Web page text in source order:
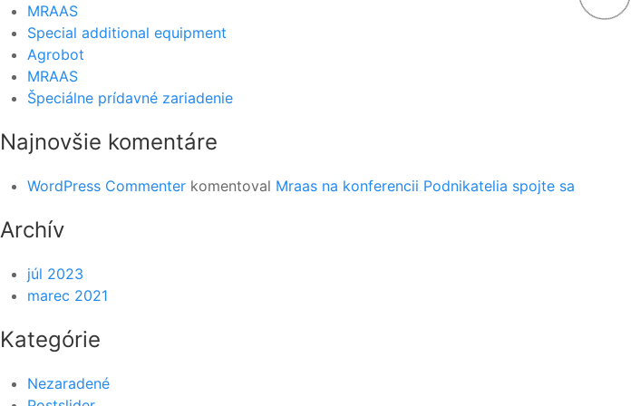
MRAAS
Special additional equipment
Agrobot
MRAAS
Špeciálne prídavné zariadenie
Najnovšie komentáre
WordPress Commenter komentoval Mraas na konferencii Podnikatelia spojte sa
Archív
júl 2023
marec 2021
Kategórie
Nezaradené